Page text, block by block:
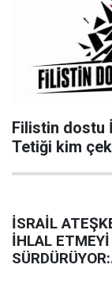
Filistin dostu
Tetiği kim
İSRAİL
İHLAL ETMEYİ
SÜRDÜRÜYOR: